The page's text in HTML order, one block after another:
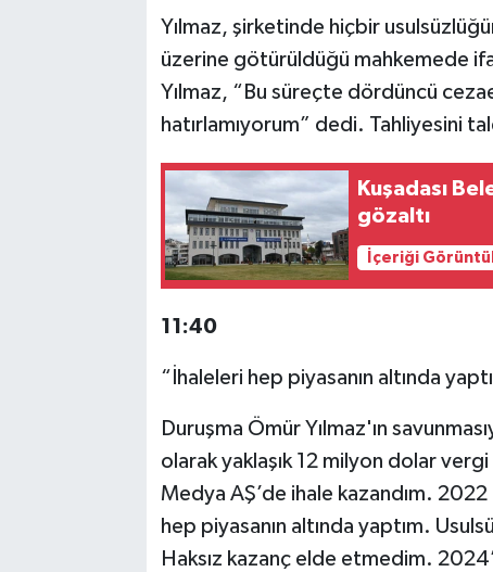
Yılmaz, şirketinde hiçbir
üzerine götürüldüğü mahkemede
Yılmaz, “Bu süreçte dördüncü
hatırlamıyorum” dedi. Tahliyesini
Kuşadası
gözaltı
İçeriği
11:40
“İhaleleri hep piyasanın altında
Duruşma Ömür Yılmaz'ın
olarak yaklaşık 12 milyon dolar
Medya AŞ’de ihale kazandım.
hep piyasanın altında yaptım.
Haksız kazanç elde etmedim.